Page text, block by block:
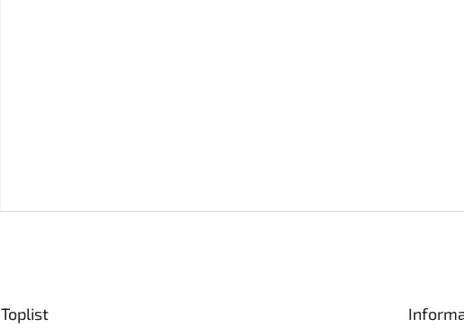
Toplist